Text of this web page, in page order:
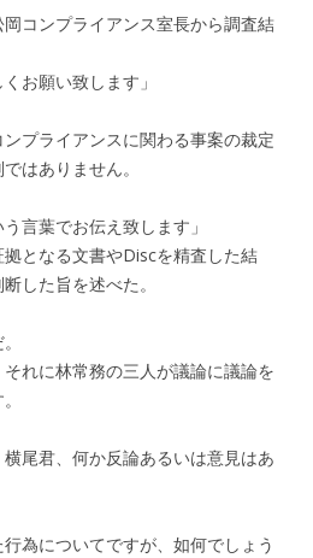
コンプライアンス室長から調査結
お願い致します」
ンプライアンスに関わる事案の裁定
はありません。
言葉でお伝え致します」
となる文書やDiscを精査した結
した旨を述べた。
それに林常務の三人が議論に議論を
尾君、何か反論あるいは意見はあ
為についてですが、如何でしょう